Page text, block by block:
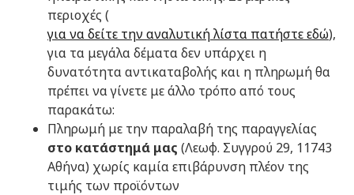
περιοχές (
για να δείτε την αναλυτική λίστα πατήστε εδώ),
για τα μεγάλα δέματα δεν υπάρχει η
δυνατότητα αντικαταβολής και η πληρωμή θα
πρέπει να γίνετε με άλλο τρόπο από τους
παρακάτω:
Πληρωμή με την παραλαβή της παραγγελίας
στο κατάστημά μας (Λεωφ. Συγγρού 29, 11743
Αθήνα) χωρίς καμία επιβάρυνση πλέον της
τιμής των προϊόντων